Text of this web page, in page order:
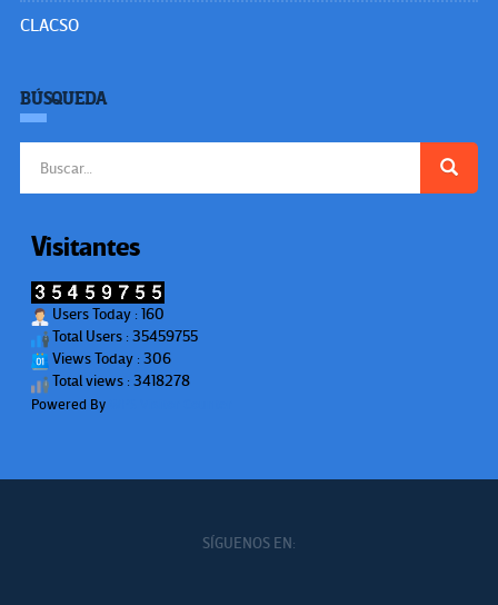
CLACSO
BÚSQUEDA
Visitantes
Users Today : 160
Total Users : 35459755
Views Today : 306
Total views : 3418278
Powered By
SÍGUENOS EN: